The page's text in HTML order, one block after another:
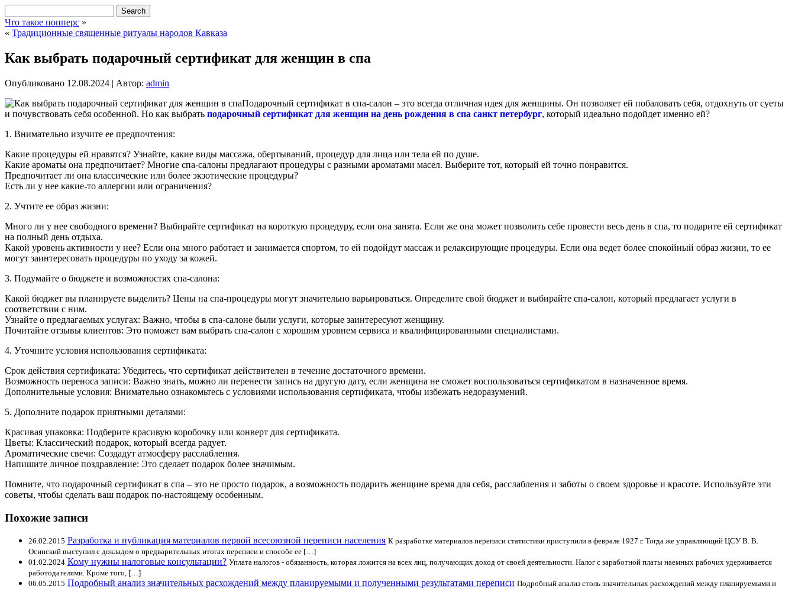
Что такое попперс »
« Традиционные священные ритуалы народов Кавказа
Как выбрать подарочный сертификат для женщин в спа
Опубликовано 12.08.2024 | Автор: admin
Подарочный сертификат в спа-салон – это всегда отличная идея для женщины. Он позволяет ей побаловать себя, отдохнуть от суеты
и почувствовать себя особенной. Но как выбрать подарочный сертификат для женщин на день рождения в спа санкт петербург, который идеально подойдет именно ей?
1. Внимательно изучите ее предпочтения:
Какие процедуры ей нравятся? Узнайте, какие виды массажа, обертываний, процедур для лица или тела ей по душе.
Какие ароматы она предпочитает? Многие спа-салоны предлагают процедуры с разными ароматами масел. Выберите тот, который ей точно понравится.
Предпочитает ли она классические или более экзотические процедуры?
Есть ли у нее какие-то аллергии или ограничения?
2. Учтите ее образ жизни:
Много ли у нее свободного времени? Выбирайте сертификат на короткую процедуру, если она занята. Если же она может позволить себе провести весь день в спа, то подарите ей сертификат
на полный день отдыха.
Какой уровень активности у нее? Если она много работает и занимается спортом, то ей подойдут массаж и релаксирующие процедуры. Если она ведет более спокойный образ жизни, то ее
могут заинтересовать процедуры по уходу за кожей.
3. Подумайте о бюджете и возможностях спа-салона:
Какой бюджет вы планируете выделить? Цены на спа-процедуры могут значительно варьироваться. Определите свой бюджет и выбирайте спа-салон, который предлагает услуги в
соответствии с ним.
Узнайте о предлагаемых услугах: Важно, чтобы в спа-салоне были услуги, которые заинтересуют женщину.
Почитайте отзывы клиентов: Это поможет вам выбрать спа-салон с хорошим уровнем сервиса и квалифицированными специалистами.
4. Уточните условия использования сертификата:
Срок действия сертификата: Убедитесь, что сертификат действителен в течение достаточного времени.
Возможность переноса записи: Важно знать, можно ли перенести запись на другую дату, если женщина не сможет воспользоваться сертификатом в назначенное время.
Дополнительные условия: Внимательно ознакомьтесь с условиями использования сертификата, чтобы избежать недоразумений.
5. Дополните подарок приятными деталями:
Красивая упаковка: Подберите красивую коробочку или конверт для сертификата.
Цветы: Классический подарок, который всегда радует.
Ароматические свечи: Создадут атмосферу расслабления.
Напишите личное поздравление: Это сделает подарок более значимым.
Помните, что подарочный сертификат в спа – это не просто подарок, а возможность подарить женщине время для себя, расслабления и заботы о своем здоровье и красоте. Используйте эти
советы, чтобы сделать ваш подарок по-настоящему особенным.
Похожие записи
26.02.2015 Разработка и публикация материалов первой всесоюзной переписи населения К разработке материалов переписи статистики приступили в феврале 1927 г. Тогда же управляющий ЦСУ В. В.
Осинский выступил с докладом о предварительных итогах переписи и способе ее […]
01.02.2024 Кому нужны налоговые консультации? Уплата налогов - обязанность, которая ложится на всех лиц, получающих доход от своей деятельности. Налог с заработной платы наемных рабочих удерживается
работодателями. Кроме того, […]
06.05.2015 Подробный анализ значительных расхождений между планируемыми и полученными результатами переписи Подробный анализ столь значительных расхождений между планируемыми и